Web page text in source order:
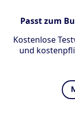
Passt zum
Kostenlose
und